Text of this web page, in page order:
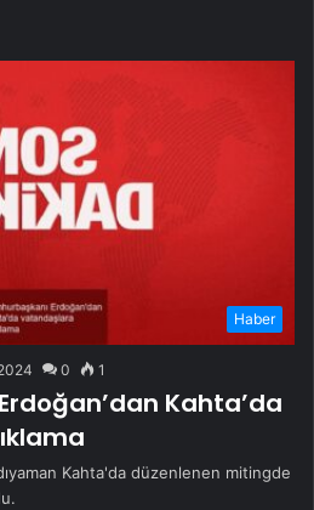
Haber
0 1
Kahta’da
Kahta'da düzenlenen mitingde